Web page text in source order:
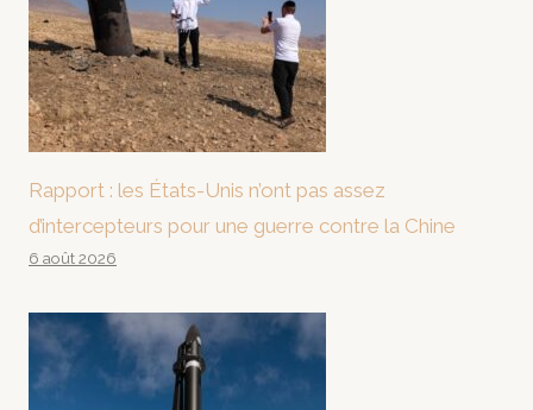
Rapport : les États-Unis n’ont pas assez
d’intercepteurs pour une guerre contre la Chine
6 août 2026